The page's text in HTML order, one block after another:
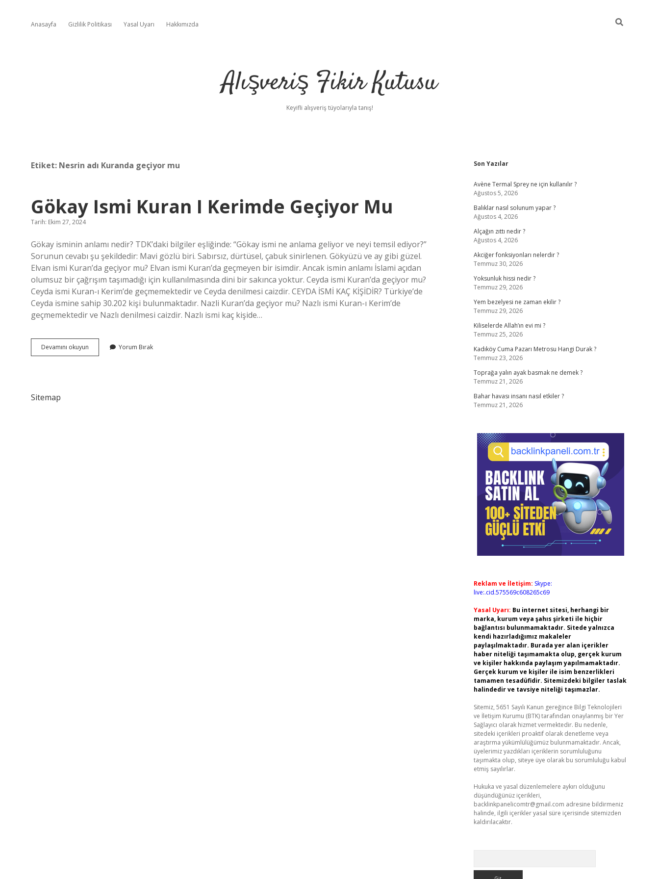
Anasayfa Gizlilik Politikası Yasal Uyarı Hakkımızda
Alışveriş Fikir Kutusu
Keyifli alışveriş tüyolarıyla tanış!
Etiket: Nesrin adı Kuranda geçiyor mu
Gökay Ismi Kuran I Kerimde Geçiyor Mu
Tarih: Ekim 27, 2024
Gökay isminin anlamı nedir? TDK’daki bilgiler eşliğinde: “Gökay ismi ne anlama geliyor ve neyi temsil ediyor?”
Sorunun cevabı şu şekildedir: Mavi gözlü biri. Sabırsız, dürtüsel, çabuk sinirlenen. Gökyüzü ve ay gibi güzel.
Elvan ismi Kuran’da geçiyor mu? Elvan ismi Kuran’da geçmeyen bir isimdir. Ancak ismin anlamı İslami açıdan
olumsuz bir çağrışım taşımadığı için kullanılmasında dini bir sakınca yoktur. Ceyda ismi Kuran’da geçiyor mu?
Ceyda ismi Kuran-ı Kerim’de geçmemektedir ve Ceyda denilmesi caizdir. CEYDA İSMİ KAÇ KİŞİDİR? Türkiye’de
Ceyda ismine sahip 30.202 kişi bulunmaktadır. Nazli Kuran’da geçiyor mu? Nazlı ismi Kuran-ı Kerim’de
geçmemektedir ve Nazlı denilmesi caizdir. Nazlı ismi kaç kişide…
Devamını okuyun
Ismi
Yorum Bırak
Sitemap
Sidebar
Son Yazılar
Avène Termal Sprey ne için kullanılır ?
Ağustos 5, 2026
Balıklar nasıl solunum yapar ?
Ağustos 4, 2026
Alçağın zıttı nedir ?
Ağustos 4, 2026
Akciğer fonksiyonları nelerdir ?
Temmuz 30, 2026
Yoksunluk hissi nedir ?
Temmuz 29, 2026
Yem bezelyesi ne zaman ekilir ?
Temmuz 29, 2026
Kiliselerde Allah’ın evi mi ?
Temmuz 25, 2026
Kadıköy Cuma Pazarı Metrosu Hangi Durak ?
Temmuz 23, 2026
Toprağa yalın ayak basmak ne demek ?
Temmuz 21, 2026
Bahar havası insanı nasıl etkiler ?
Temmuz 21, 2026
Reklam ve İletişim: Skype:
live:.cid.575569c608265c69
Yasal Uyarı: Bu internet sitesi, herhangi bir
marka, kurum veya şahıs şirketi ile hiçbir
bağlantısı bulunmamaktadır. Sitede yalnızca
kendi hazırladığımız makaleler
paylaşılmaktadır. Burada yer alan içerikler
haber niteliği taşımamakta olup, gerçek kurum
ve kişiler hakkında paylaşım yapılmamaktadır.
Gerçek kurum ve kişiler ile isim benzerlikleri
tamamen tesadüfidir. Sitemizdeki bilgiler taslak
halindedir ve tavsiye niteliği taşımazlar.
Sitemiz, 5651 Sayılı Kanun gereğince Bilgi Teknolojileri
ve İletişim Kurumu (BTK) tarafından onaylanmış bir Yer
Sağlayıcı olarak hizmet vermektedir. Bu nedenle,
sitedeki içerikleri proaktif olarak denetleme veya
araştırma yükümlülüğümüz bulunmamaktadır. Ancak,
üyelerimiz yazdıkları içeriklerin sorumluluğunu
taşımakta olup, siteye üye olarak bu sorumluluğu kabul
etmiş sayılırlar.
Hukuka ve yasal düzenlemelere aykırı olduğunu
düşündüğünüz içerikleri,
backlinkpanelicomtr@gmail.com adresine bildirmeniz
halinde, ilgili içerikler yasal süre içerisinde sitemizden
kaldırılacaktır.